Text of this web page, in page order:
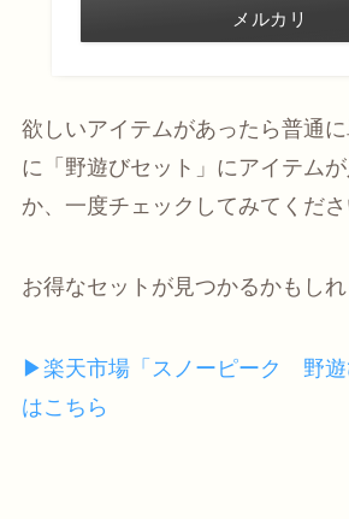
メルカリ
欲しいアイテムがあったら普通
に「野遊びセット」にアイテム
か、一度チェックしてみてくださ
お得なセットが見つかるかもしれ
▶︎楽天市場「スノーピーク 野遊
はこちら